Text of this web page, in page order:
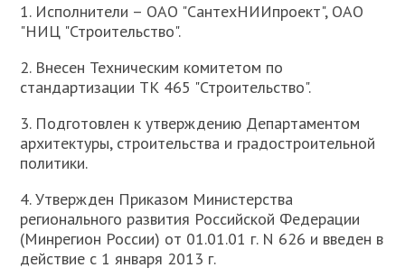
1. Исполнители – ОАО "СантехНИИпроект", ОАО
"НИЦ "Строительство".
2. Внесен Техническим комитетом по
стандартизации ТК 465 "Строительство".
3. Подготовлен к утверждению Департаментом
архитектуры, строительства и градостроительной
политики.
4. Утвержден Приказом Министерства
регионального развития Российской Федерации
(Минрегион России) от 01.01.01 г. N 626 и введен в
действие с 1 января 2013 г.